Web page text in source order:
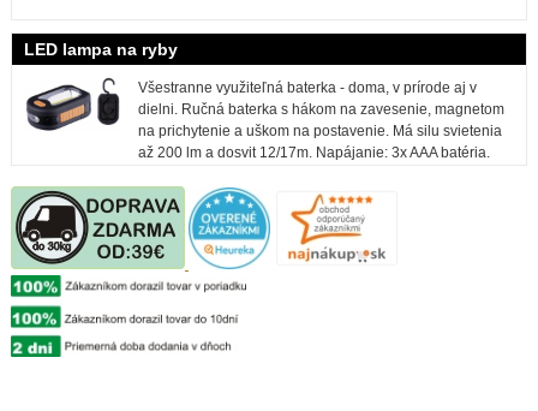
LED lampa na ryby
Všestranne využiteľná baterka - doma, v prírode aj v
dielni. Ručná baterka s hákom na zavesenie, magnetom
na prichytenie a uškom na postavenie. Má silu svietenia
až 200 lm a dosvit 12/17m. Napájanie: 3x AAA batéria.